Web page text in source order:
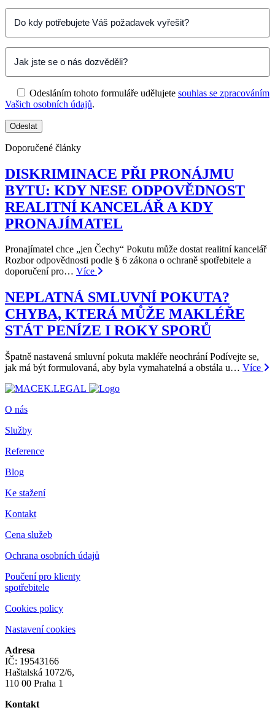
Odesláním tohoto formuláře udělujete souhlas se zpracováním
Vašich osobních údajů.
Doporučené články
DISKRIMINACE PŘI PRONÁJMU
BYTU: KDY NESE ODPOVĚDNOST
REALITNÍ KANCELÁŘ A KDY
PRONAJÍMATEL
Pronajímatel chce „jen Čechy“ Pokutu může dostat realitní kancelář
Rozbor odpovědnosti podle § 6 zákona o ochraně spotřebitele a
doporučení pro… Více
NEPLATNÁ SMLUVNÍ POKUTA?
CHYBA, KTERÁ MŮŽE MAKLÉŘE
STÁT PENÍZE I ROKY SPORŮ
Špatně nastavená smluvní pokuta makléře neochrání Podívejte se,
jak má být formulovaná, aby byla vymahatelná a obstála u… Více
O nás
Služby
Reference
Blog
Ke stažení
Kontakt
Cena služeb
Ochrana osobních údajů
Poučení pro klienty
spotřebitele
Cookies policy
Nastavení cookies
Adresa
IČ: 19543166
Haštalská 1072/6,
110 00 Praha 1
Kontakt